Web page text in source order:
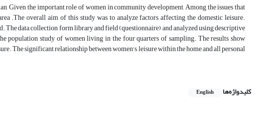
Given the important role of women in community development, Among the issues that
.The overall aim of this study was to analyze factors affecting the domestic leisure.
The data collection form library and field (questionnaire) and analyzed using descriptive
study of women living in the four quarters of sampling. The results show
The significant relationship between women's leisure within the home and all personal
کلیدواژه‌ها English